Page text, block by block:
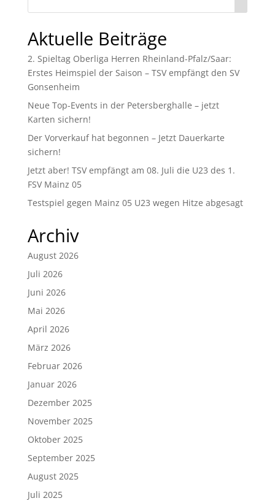
Aktuelle Beiträge
2. Spieltag Oberliga Herren Rheinland-Pfalz/Saar:
Erstes Heimspiel der Saison – TSV empfängt den SV
Gonsenheim
Neue Top-Events in der Petersberghalle – jetzt
Karten sichern!
Der Vorverkauf hat begonnen – Jetzt Dauerkarte
sichern!
Jetzt aber! TSV empfängt am 08. Juli die U23 des 1.
FSV Mainz 05
Testspiel gegen Mainz 05 U23 wegen Hitze abgesagt
Archiv
August 2026
Juli 2026
Juni 2026
Mai 2026
April 2026
März 2026
Februar 2026
Januar 2026
Dezember 2025
November 2025
Oktober 2025
September 2025
August 2025
Juli 2025